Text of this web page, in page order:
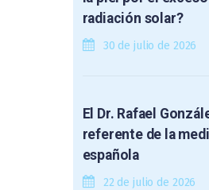
radiación solar?
30 de julio de 2026
El Dr. Rafael
referente de la
española
22 de julio de 2026